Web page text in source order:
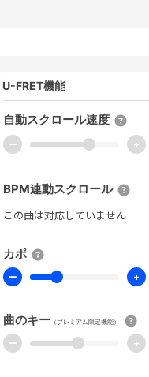
U-FRET機能
自動スクロール速度
ー +
BPM連動スクロール
この曲は対応していません
カポ
ー +
曲のキー （プレミアム限定機能）
ー +